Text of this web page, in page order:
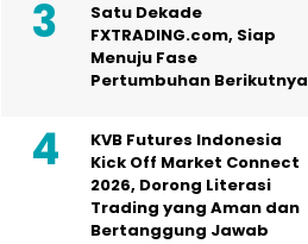
Satu Dekade
FXTRADING.com, Siap
Menuju Fase
Pertumbuhan Berikutnya
KVB Futures Indonesia
Kick Off Market Connect
2026, Dorong Literasi
Trading yang Aman dan
Bertanggung Jawab